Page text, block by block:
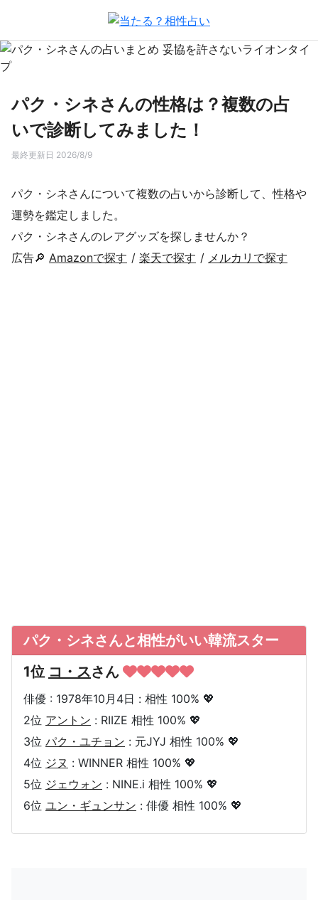
パク・シネさんの性格は？複数の占
いで診断してみました！
最終更新日 2026/8/9
パク・シネさんについて複数の占いから診断して、性格や
運勢を鑑定しました。
パク・シネさんのレアグッズを探しませんか？
広告🔎 Amazonで探す / 楽天で探す / メルカリで探す
パク・シネさんと相性がいい韓流スター
1位 コ・スさん
俳優 : 1978年10月4日 : 相性 100% 💖
2位 アントン : RIIZE 相性 100% 💖
3位 パク・ユチョン : 元JYJ 相性 100% 💖
4位 ジヌ : WINNER 相性 100% 💖
5位 ジェウォン : NINE.i 相性 100% 💖
6位 ユン・ギュンサン : 俳優 相性 100% 💖